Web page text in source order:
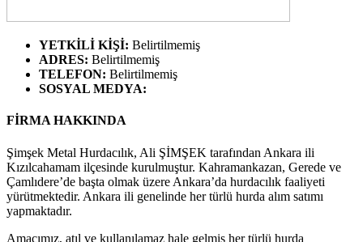
YETKİLİ KİŞİ: Belirtilmemiş
ADRES: Belirtilmemiş
TELEFON: Belirtilmemiş
SOSYAL MEDYA:
FİRMA HAKKINDA
Şimşek Metal Hurdacılık, Ali ŞİMŞEK tarafından Ankara ili
Kızılcahamam ilçesinde kurulmuştur. Kahramankazan, Gerede ve
Çamlıdere’de başta olmak üzere Ankara’da hurdacılık faaliyeti
yürütmektedir. Ankara ili genelinde her türlü hurda alım satımı
yapmaktadır.
Amacımız, atıl ve kullanılamaz hale gelmiş her türlü hurda